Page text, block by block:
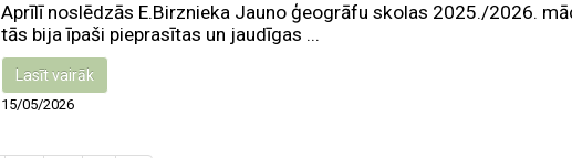
Aprīlī noslēdzās E.Birznieka Jauno ģeogrāfu skolas 2025./2026.
tās bija īpaši pieprasītas un jaudīgas ...
Lasīt vairāk
15/05/2026